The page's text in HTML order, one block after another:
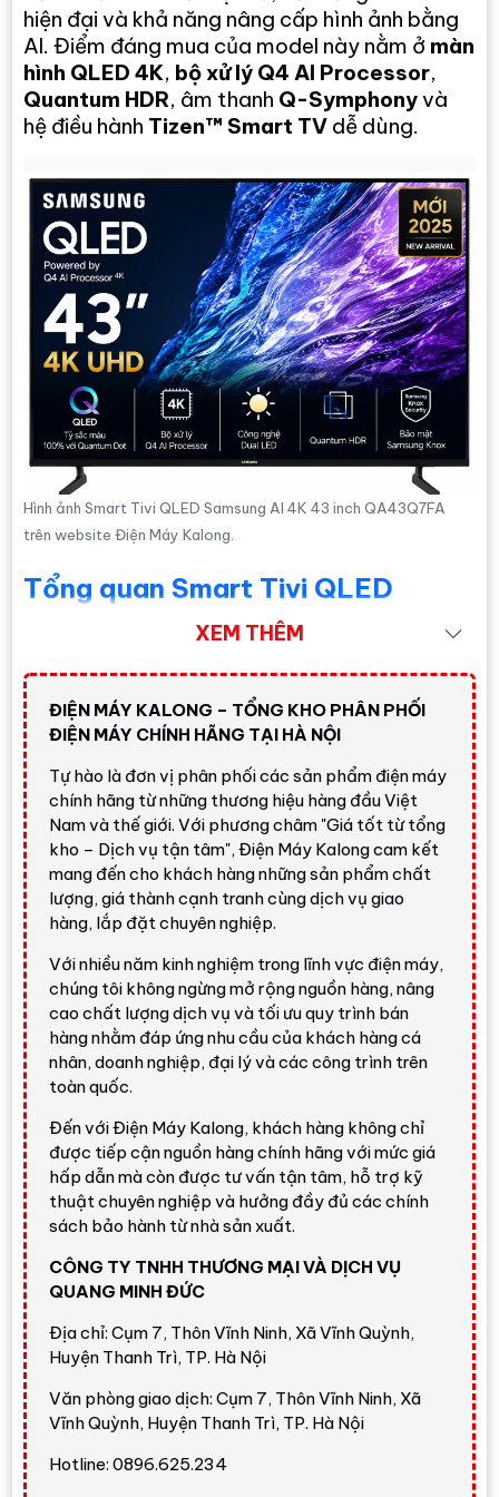
hiện đại và khả năng nâng cấp hình ảnh bằng
AI. Điểm đáng mua của model này nằm ở màn
hình QLED 4K, bộ xử lý Q4 AI Processor,
Quantum HDR, âm thanh Q-Symphonyvà
hệ điều hành Tizen™ Smart TV dễ dùng.
Hình ảnh Smart Tivi QLED Samsung AI 4K 43 inch QA43Q7FA
trên website Điện Máy Kalong.
Tổng quan Smart Tivi QLED
Samsung AI 4K 43 inch
Samsung QA43Q7FA
inch, hướng tới người dùng cần màn hình vừa phải nhưng
chất lượng hiển thị tốt hơn các dòng LED phổ thông. Với
độ phân giải 4K 3,840 x 2,160, tấm nềnQLEDvà công
nghệ màu Quantum Dot, sản phẩm phù hợp để xem phim,
YouTube, truyền hình, thể thao, học online, làm màn hình
giải trí phụ cho phòng cá nhân hoặc căn hộ nhỏ.
Hiện tại, giá tham khảo tại Điện Máy Kalong choSmart
Tivi QLED Samsung AI 4K 43 inch QA43Q7FA
9.500.000 đ
chương trình khuyến mãi và khu vực lắp đặt, khách hàng
nên liên hệ trực tiếp để nhận báo giá mới nhất.
Đánh giá nhanh từ Điện Máy
Kalong
Samsung QA43Q7FA là lựa chọn hợp lý nếu bạn
muốn một chiếc tivi 43 inch có màu sắc đẹp, hệ
điều hành thông minh, nhiều tính năng giải trí và
thiết kế mỏng gọn. So với tivi Crystal UHD cùng
QLED tái tạo màu sắc nổi bật hơn, phù hợp người
thích xem phim, video phong cảnh, thể thao và nội
dung 4K.
Điểm nên mua:
QLED 4K, Q4 AI Processor,
Quantum HDR, Motion Xcelerator, âm thanh 20W
2CH, Q-Symphony, Wi-Fi 5, Bluetooth 5.3, 3
cổng HDMI và hệ điều hành Tizen™ Smart TV.
XEM THÊM
ĐIỆN MÁY KALONG – TỔNG KHO PHÂN PHỐI
ĐIỆN MÁY CHÍNH HÃNG TẠI HÀ NỘI
Tự hào là đơn vị phân phối các sản phẩm điện máy
chính hãng từ những thương hiệu hàng đầu Việt
Nam và thế giới. Với phương châm "Giá tốt từ tổng
kho – Dịch vụ tận tâm", Điện Máy Kalong cam kết
mang đến cho khách hàng những sản phẩm chất
lượng, giá thành cạnh tranh cùng dịch vụ giao
hàng, lắp đặt chuyên nghiệp.
Với nhiều năm kinh nghiệm trong lĩnh vực điện máy,
chúng tôi không ngừng mở rộng nguồn hàng, nâng
cao chất lượng dịch vụ và tối ưu quy trình bán
hàng nhằm đáp ứng nhu cầu của khách hàng cá
nhân, doanh nghiệp, đại lý và các công trình trên
toàn quốc.
Đến với Điện Máy Kalong, khách hàng không chỉ
được tiếp cận nguồn hàng chính hãng với mức giá
hấp dẫn mà còn được tư vấn tận tâm, hỗ trợ kỹ
thuật chuyên nghiệp và hưởng đầy đủ các chính
sách bảo hành từ nhà sản xuất.
CÔNG TY TNHH THƯƠNG MẠI VÀ DỊCH VỤ
QUANG MINH ĐỨC
Địa chỉ: Cụm 7, Thôn Vĩnh Ninh, Xã Vĩnh Quỳnh,
Huyện Thanh Trì, TP. Hà Nội
Văn phòng giao dịch: Cụm 7, Thôn Vĩnh Ninh, Xã
Vĩnh Quỳnh, Huyện Thanh Trì, TP. Hà Nội
Hotline: 0896.625.234